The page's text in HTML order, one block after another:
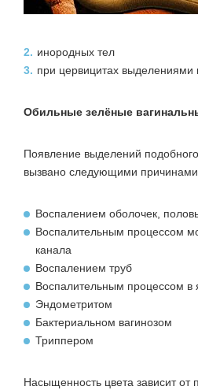
2. инородных тел
3. при цервицитах выделениями
Обильные зелёные
Появление выделений
вызвано следующими
Воспалением оболочек,
Воспалительным процессом
канала
Воспалением труб
Воспалительным процессом в
Эндометритом
Бактериальном вагинозом
Триппером
Насыщенность цвета зависит от